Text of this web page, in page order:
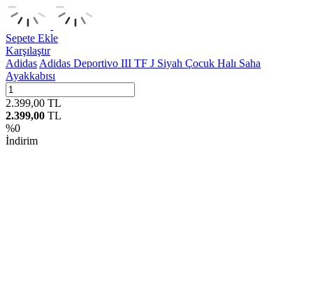
Sepete Ekle
Karşılaştır
Adidas Adidas Deportivo III TF J Siyah Çocuk Halı Saha
Ayakkabısı
2.399,00 TL
2.399,00 TL
%0
İndirim